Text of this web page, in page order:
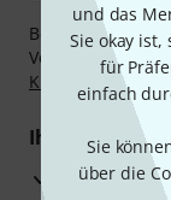
und das
Sie okay ist,
für
einfach
Sie
über die
Bezahlen Sie
Vorkasse, PayPal,
Klarna
Ihre Vorteile
3 Jahre